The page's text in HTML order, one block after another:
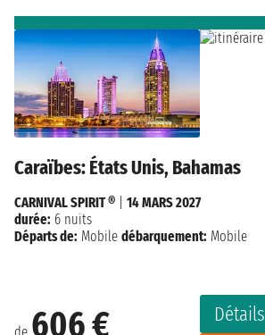
Caraïbes: États Unis, Bahamas
606 €
Détails
CARNIVAL SPIRIT ®
14 MARS 2027
durée: 6 nuits
Départs de: Mobile débarquement: Mobile